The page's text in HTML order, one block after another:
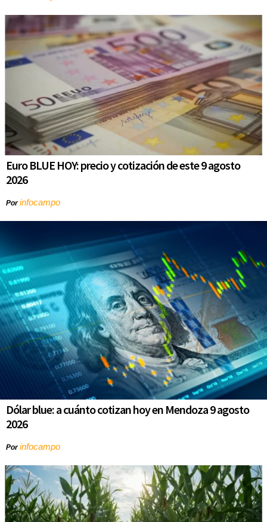
Euro BLUE HOY: precio y cotización de este 9 agosto
2026
Porinfocampo
Dólar blue: a cuánto cotizan hoy en Mendoza 9 agosto
2026
Porinfocampo